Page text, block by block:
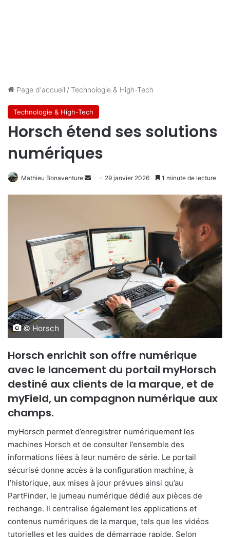
Page d'accueil /Technologie & High-Tech
Technologie & High-Tech
Horsch étend ses solutions
numériques
Mathieu Bonaventure
Envoyer29 janvier 2026 1 minute de lecture
© Horsch
Horsch enrichit son offre numérique
avec le lancement du portail myHorsch
destiné aux clients de la marque, et de
myField, un compagnon numérique aux
champs.
myHorsch permet d’enregistrer numériquement les
machines Horsch et de consulter l’ensemble des
informations liées à leur numéro de série. Le portail
sécurisé donne accès à la configuration machine, à
l’historique, aux mises à jour prévues ainsi qu’au
PartFinder, le jumeau numérique dédié aux pièces de
rechange. Il centralise également les applications et
contenus numériques de la marque, tels que les vidéos
tutorielles et les guides de démarrage rapide. Selon